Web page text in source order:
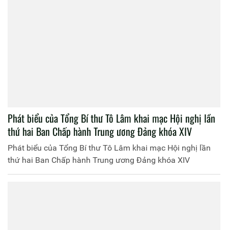
Phát biểu của Tổng Bí thư Tô Lâm khai mạc Hội nghị lần
thứ hai Ban Chấp hành Trung ương Đảng khóa XIV
Phát biểu của Tổng Bí thư Tô Lâm khai mạc Hội nghị lần
thứ hai Ban Chấp hành Trung ương Đảng khóa XIV